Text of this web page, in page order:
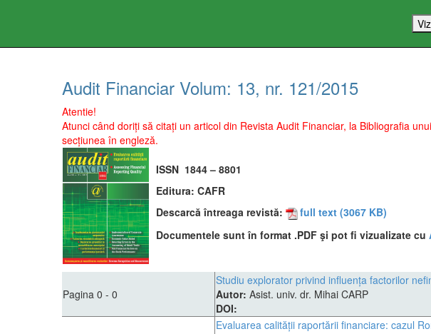
Audit Financiar Volum: 13, nr. 121/2015
Atentie!
Atunci când doriți să citați un articol din Revista Audit Financiar, la Bibliografia
secțiunea în engleză.
ISSN 1844 – 8801
Editura: CAFR
Descarcă întreaga revistă:
full text (3067 KB)
Documentele sunt în format .PDF şi pot fi vizualizate cu
Pagina 0 - 0
Studiu explorator privind influența factorilor
Autor: Asist. univ. dr. Mihai CARP
DOI:
Evaluarea calității raportării financiare: cazul